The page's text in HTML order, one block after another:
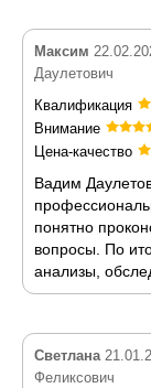
Максим
Даулетович
Квалификация
Внимание
Цена-качество
Вадим
понятно
вопросы. По
анализы,
Светлана
Феликсович